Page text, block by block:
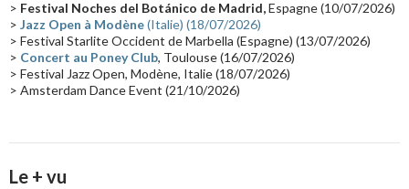
Tournée 2025(14) 2024(14) Chine(13)
> Festival Noches del Botánico de Madrid,Espagne (10/07/2026)
> Jazz Open à Modène(Italie) (18/07/2026)
> Festival Starlite Occident de Marbella (Espagne) (13/07/2026)
> Concert au Poney Club, Toulouse (16/07/2026)
> Festival Jazz Open, Modène, Italie (18/07/2026)
> Amsterdam Dance Event (21/10/2026)
Le + vu